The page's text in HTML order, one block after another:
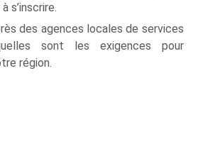
s’inscrire.
des agences locales de services
sont les exigences pour
région.